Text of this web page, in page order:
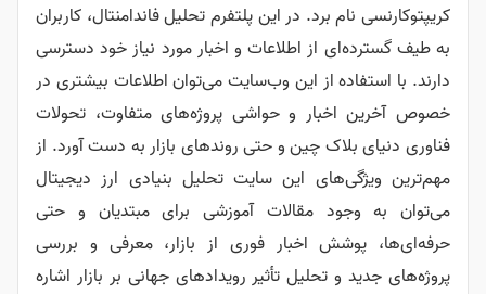
برد. در این پلتفرم تحلیل فاندامنتال، کاربران
از اطلاعات و اخبار مورد نیاز خود دسترسی
از این وب‌سایت می‌توان اطلاعات بیشتری در
و حواشی پروژه‌های متفاوت، تحولات
چین و حتی روندهای بازار به دست آورد. از
این سایت تحلیل بنیادی ارز دیجیتال
مقالات آموزشی برای مبتدیان و حتی
اخبار فوری از بازار، معرفی و بررسی
تأثیر رویدادهای جهانی بر بازار اشاره